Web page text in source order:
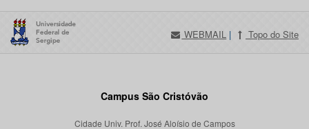
WEBMAIL | Topo do Site
Campus São Cristóvão
Cidade Univ. Prof. José Aloísio de Campos